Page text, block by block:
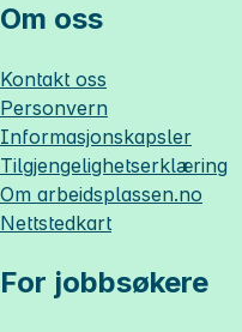
Om oss
Kontakt oss
Personvern
Informasjonskapsler
Tilgjengelighetserklæring
Om arbeidsplassen.no
Nettstedkart
For jobbsøkere